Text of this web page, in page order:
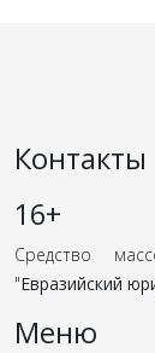
Контакты
16+
Средство
"Евразийский
Меню